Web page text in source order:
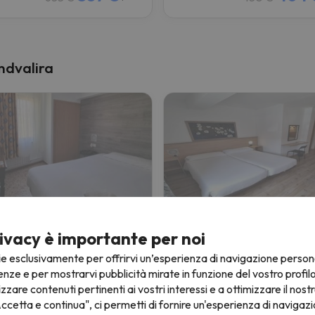
la Casa
recensioni
26 a 11/12/26(5 notti)
con Skipass aGrandvalira
Pas de la Casa
7.8 488 recensioni
da 06/12/26 a 11/12/26(5 notti)
4 giorni con Skipass a
è importante per noi
esclusivamente per offrirvi un’esperienza di navigazione
e per mostrarvi pubblicità mirate in funzione del vostro
contenuti pertinenti ai vostri interessi e a ottimizzare il
e continua", ci permetti di fornire un'esperienza di